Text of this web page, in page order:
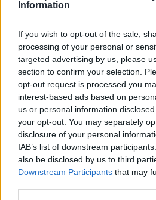
Information
If you wish to opt-out of the sale,
processing of your personal or
targeted advertising by us, please
section to confirm your selection.
opt-out request is processed you
interest-based ads based on
us or personal information
your opt-out. You may separately
disclosure of your personal
IAB’s list of downstream
also be disclosed by us to third
Downstream Participants that may
Storyville Jazz Band magyar
A tervek szerint április
zenekar közösen szervez
tiszteletére születésnapi
Budapesten. A klarinétos
Budapest Sportarénában
Band Világ legnagyobb
koncertjén, majd játszik
Salgótarjáni Dixieland
Benkó Sándor az